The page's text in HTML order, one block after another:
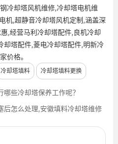
冷却塔风机维修,冷却塔电机维
机,超静音冷却塔风机定制,涵盖深
,经营马利冷却塔配件,良机冷却
却塔配件,菱电冷却塔配件,明新冷
价格。
冷却塔填料 冷却塔填料更换
些冷却塔保养工作呢？
后怎么处理,安徽填料冷却塔维修